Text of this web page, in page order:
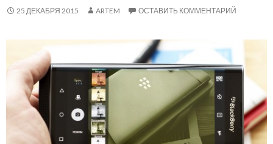
25 ДЕКАБРЯ 2015 ARTEM ОСТАВИТЬ КОММЕНТАРИЙ